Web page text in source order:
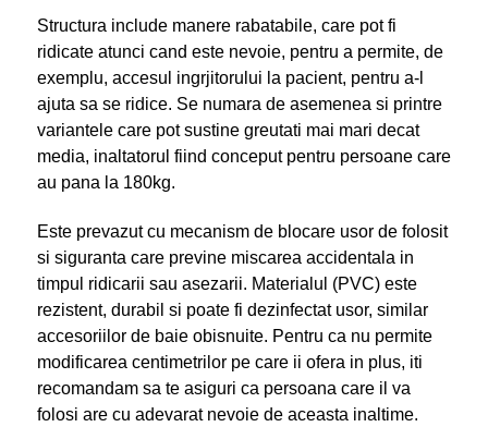
Structura include manere rabatabile, care pot fi
ridicate atunci cand este nevoie, pentru a permite, de
exemplu, accesul ingrjitorului la pacient, pentru a-l
ajuta sa se ridice. Se numara de asemenea si printre
variantele care pot sustine greutati mai mari decat
media, inaltatorul fiind conceput pentru persoane care
au pana la 180kg.
Este prevazut cu mecanism de blocare usor de folosit
si siguranta care previne miscarea accidentala in
timpul ridicarii sau asezarii. Materialul (PVC) este
rezistent, durabil si poate fi dezinfectat usor, similar
accesoriilor de baie obisnuite. Pentru ca nu permite
modificarea centimetrilor pe care ii ofera in plus, iti
recomandam sa te asiguri ca persoana care il va
folosi are cu adevarat nevoie de aceasta inaltime.